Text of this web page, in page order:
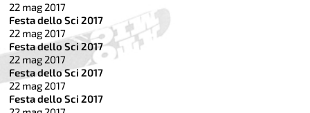
22 mag 2017
Festa dello Sci 2017
22 mag 2017
Festa dello Sci 2017
22 mag 2017
Festa dello Sci 2017
22 mag 2017
Festa dello Sci 2017